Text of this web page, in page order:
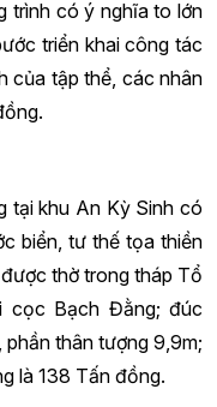
trình có ý nghĩa to lớn
triển khai công tác
của tập thể, các nhân
tại khu An Kỳ Sinh có
biển, tư thế tọa thiền
thờ trong tháp Tổ
cọc Bạch Đằng; đúc
thân tượng 9,9m;
là 138 Tấn đồng.